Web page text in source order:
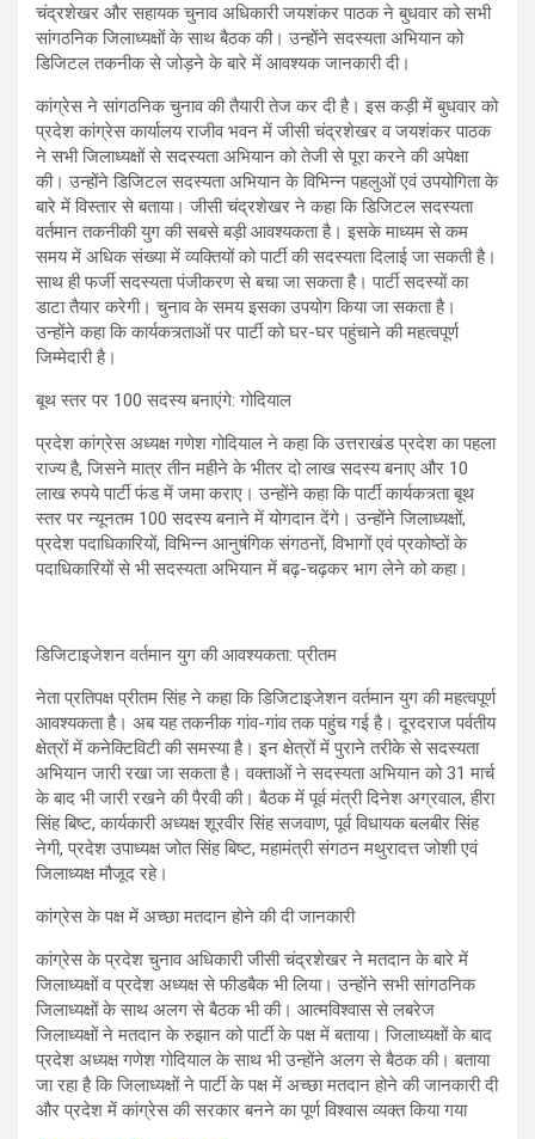
चंद्रशेखर और सहायक चुनाव अधिकारी जयशंकर पाठक ने बुधवार को सभी
सांगठनिक जिलाध्यक्षों के साथ बैठक की। उन्होंने सदस्यता अभियान को
डिजिटल तकनीक से जोड़ने के बारे में आवश्यक जानकारी दी।
कांग्रेस ने सांगठनिक चुनाव की तैयारी तेज कर दी है। इस कड़ी में बुधवार को
प्रदेश कांग्रेस कार्यालय राजीव भवन में जीसी चंद्रशेखर व जयशंकर पाठक
ने सभी जिलाध्यक्षों से सदस्यता अभियान को तेजी से पूरा करने की अपेक्षा
की। उन्होंने डिजिटल सदस्यता अभियान के विभिन्न पहलुओं एवं उपयोगिता के
बारे में विस्तार से बताया। जीसी चंद्रशेखर ने कहा कि डिजिटल सदस्यता
वर्तमान तकनीकी युग की सबसे बड़ी आवश्यकता है। इसके माध्यम से कम
समय में अधिक संख्या में व्यक्तियों को पार्टी की सदस्यता दिलाई जा सकती है।
साथ ही फर्जी सदस्यता पंजीकरण से बचा जा सकता है। पार्टी सदस्यों का
डाटा तैयार करेगी। चुनाव के समय इसका उपयोग किया जा सकता है।
उन्होंने कहा कि कार्यकत्र्ताओं पर पार्टी को घर-घर पहुंचाने की महत्वपूर्ण
जिम्मेदारी है।
बूथ स्तर पर 100 सदस्य बनाएंगे: गोदियाल
प्रदेश कांग्रेस अध्यक्ष गणेश गोदियाल ने कहा कि उत्तराखंड प्रदेश का पहला
राज्य है, जिसने मात्र तीन महीने के भीतर दो लाख सदस्य बनाए और 10
लाख रुपये पार्टी फंड में जमा कराए। उन्होंने कहा कि पार्टी कार्यकत्र्ता बूथ
स्तर पर न्यूनतम 100 सदस्य बनाने में योगदान देंगे। उन्होंने जिलाध्यक्षों,
प्रदेश पदाधिकारियों, विभिन्न आनुषंगिक संगठनों, विभागों एवं प्रकोष्ठों के
पदाधिकारियों से भी सदस्यता अभियान में बढ़-चढ़कर भाग लेने को कहा।
डिजिटाइजेशन वर्तमान युग की आवश्यकता: प्रीतम
नेता प्रतिपक्ष प्रीतम सिंह ने कहा कि डिजिटाइजेशन वर्तमान युग की महत्वपूर्ण
आवश्यकता है। अब यह तकनीक गांव-गांव तक पहुंच गई है। दूरदराज पर्वतीय
क्षेत्रों में कनेक्टिविटी की समस्या है। इन क्षेत्रों में पुराने तरीके से सदस्यता
अभियान जारी रखा जा सकता है। वक्ताओं ने सदस्यता अभियान को 31 मार्च
के बाद भी जारी रखने की पैरवी की। बैठक में पूर्व मंत्री दिनेश अग्रवाल, हीरा
सिंह बिष्ट, कार्यकारी अध्यक्ष शूरवीर सिंह सजवाण, पूर्व विधायक बलबीर सिंह
नेगी, प्रदेश उपाध्यक्ष जोत सिंह बिष्ट, महामंत्री संगठन मथुरादत्त जोशी एवं
जिलाध्यक्ष मौजूद रहे।
कांग्रेस के पक्ष में अच्छा मतदान होने की दी जानकारी
कांग्रेस के प्रदेश चुनाव अधिकारी जीसी चंद्रशेखर ने मतदान के बारे में
जिलाध्यक्षों व प्रदेश अध्यक्ष से फीडबैक भी लिया। उन्होंने सभी सांगठनिक
जिलाध्यक्षों के साथ अलग से बैठक भी की। आत्मविश्वास से लबरेज
जिलाध्यक्षों ने मतदान के रुझान को पार्टी के पक्ष में बताया। जिलाध्यक्षों के बाद
प्रदेश अध्यक्ष गणेश गोदियाल के साथ भी उन्होंने अलग से बैठक की। बताया
जा रहा है कि जिलाध्यक्षों ने पार्टी के पक्ष में अच्छा मतदान होने की जानकारी दी
और प्रदेश में कांग्रेस की सरकार बनने का पूर्ण विश्वास व्यक्त किया गया